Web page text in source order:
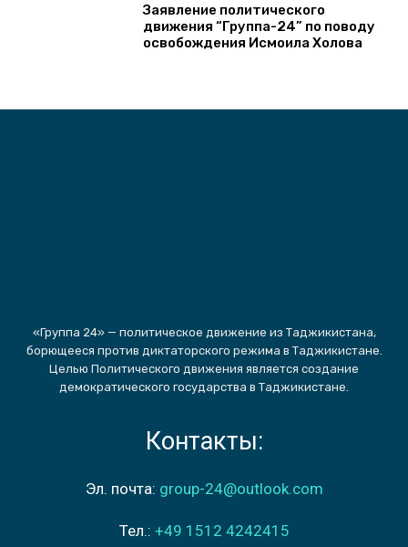
Заявление политического
движения “Группа-24” по поводу
освобождения Исмоила Холова
«Группа 24» — политическое движение из Таджикистана,
борющееся против диктаторского режима в Таджикистане.
Целью Политического движения является создание
демократического государства в Таджикистане.
Контакты:
Эл. почта: group-24@outlook.com
Тел.: +49 1512 4242415